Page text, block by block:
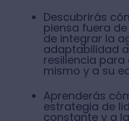
Descubrirás
piensa fuera
de integrar la
adaptabilidad
resiliencia
mismo y a su
Aprenderás
estrategia de
constante y a